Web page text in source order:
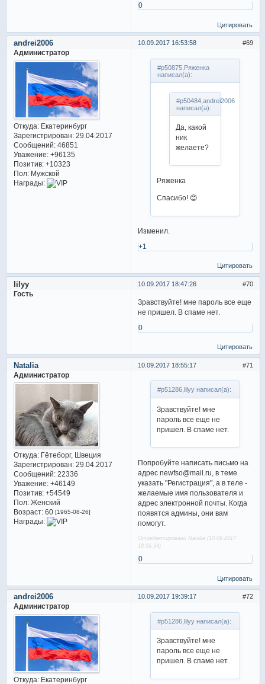
0
Цитировать
69
10.09.2017 16:53:58
andrei2006
Администратор
Откуда:Екатеринбург
Зарегистрирован: 29.04.2017
Сообщений:46851
Уважение: +96135
Позитив: +10323
Пол:Мужской
Награды:
#p50875,Ряженка
написал(а):
#p50484,andrei2006
написал(а):
Да, какой
ник
желаете?
Ряженка
Спасибо! 😊
Изменил.
+1
Цитировать
70
10.09.2017 18:47:26
lilyу
Гость
Зравствуйте! мне пароль все еще
не пришел. В спаме нет.
0
Цитировать
71
10.09.2017 18:55:17
Natalia
Администратор
Откуда:Гётеборг, Швеция
Зарегистрирован: 29.04.2017
Сообщений:22336
Уважение: +46149
Позитив: +54549
Пол:Женский
Возраст:60 [1965-08-26]
Награды:
#p51286,lilyу написал(а):
Зравствуйте! мне
пароль все еще не
пришел. В спаме нет.
Попробуйте написать письмо на
адрес newfso@mail.ru, в теме
указать "Регистрация", а в теле -
желаемые имя пользователя и
адрес электронной почты. Когда
появятся админы, они вам
помогут.
Отредактировано Natalia (10.09.2017
18:56:34)
0
Цитировать
72
10.09.2017 19:39:17
andrei2006
Администратор
Откуда:Екатеринбург
#p51286,lilyу написал(а):
Зравствуйте! мне
пароль все еще не
пришел. В спаме нет.